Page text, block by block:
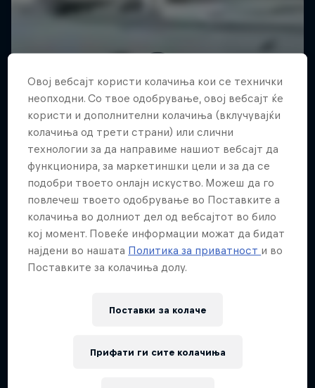
Овој вебсајт користи колачиња кои се технички
неопходни. Со твое одобрување, овој вебсајт ќе
користи и дополнителни колачиња (вклучувајќи
колачиња од трети страни) или слични
технологии за да направиме нашиот вебсајт да
функционира, за маркетиншки цели и за да се
подобри твоето онлајн искуство. Можеш да го
повлечеш твоето одобрување во Поставките а
колачиња во долниот дел од вебсајтот во било
кој момент. Повеќе информации можат да бидат
најдени во нашата Политика за приватност и во
Поставките за колачиња долу.
Поставки за колачe
Прифати ги сите колачиња